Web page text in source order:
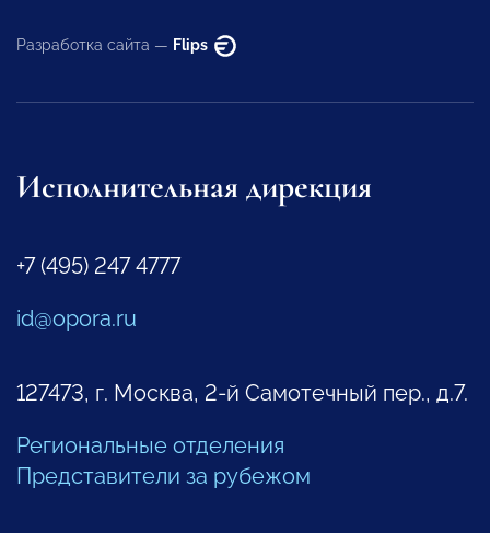
Разработка сайта — Flips
Исполнительная дирекция
+7 (495) 247 4777
id@opora.ru
127473, г. Москва, 2-й Самотечный пер., д.7.
Региональные отделения
Представители за рубежом